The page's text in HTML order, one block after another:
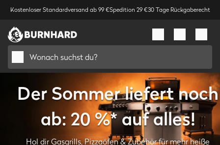
Kostenloser Standardversand ab 99 €Spedition 29 €30 Tage Rückgaberecht
Wonach suchst du?
Der Sommer liefert noch
ab: 20 %* auf alles!
Hol dir Gasgrills, Pizzaöfen & Zubehör für mehr heiße